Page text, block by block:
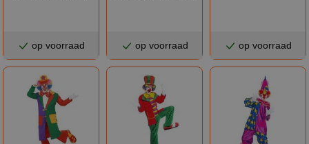
op voorraad op voorraad op voorraad